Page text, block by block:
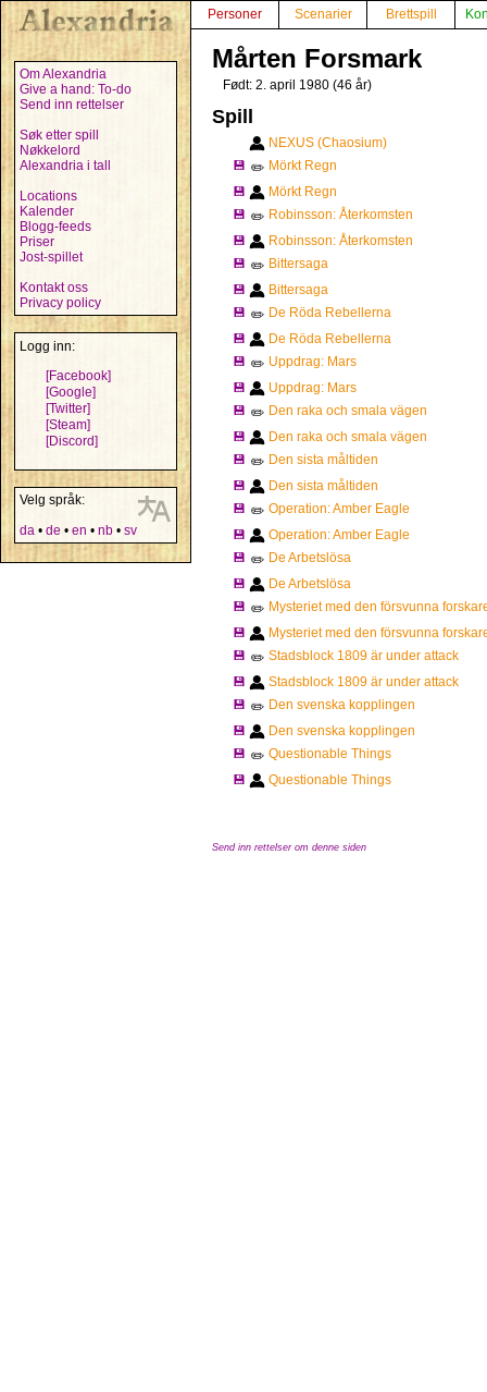
Om Alexandria
Give a hand: To-do
Send inn rettelser
Søk etter spill
Nøkkelord
Alexandria i tall
Locations
Kalender
Blogg-feeds
Priser
Jost-spillet
Kontakt oss
Privacy policy
Logg inn:
[Facebook]
[Google]
[Twitter]
[Steam]
[Discord]
Velg språk:
da • de • en • nb • sv
Personer Scenarier Brettspill
Mårten Forsmark
Født: 2. april 1980 (46 år)
Spill
NEXUS (Chaosium)
💾 ✏️ Mörkt Regn
💾
Mörkt Regn
💾 ✏️ Robinsson: Återkomsten
💾
Robinsson: Återkomsten
💾 ✏️ Bittersaga
💾
Bittersaga
💾 ✏️ De Röda Rebellerna
💾
De Röda Rebellerna
💾 ✏️ Uppdrag: Mars
💾
Uppdrag: Mars
💾 ✏️ Den raka och smala vägen
💾
Den raka och smala vägen
💾 ✏️ Den sista måltiden
💾
Den sista måltiden
💾 ✏️ Operation: Amber Eagle
💾
Operation: Amber Eagle
💾 ✏️ De Arbetslösa
💾
De Arbetslösa
💾 ✏️ Mysteriet med den försvunna
💾
Mysteriet med den försvunna
💾 ✏️ Stadsblock 1809 är under attack
💾
Stadsblock 1809 är under attack
💾 ✏️ Den svenska kopplingen
💾
Den svenska kopplingen
💾 ✏️ Questionable Things
💾
Questionable Things
Send inn rettelser om denne siden